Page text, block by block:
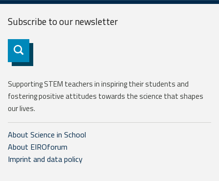
Subscribe to ournewsletter
Subscribe
Supporting STEM teachers in inspiring their students and
fostering positive attitudes towards the science that shapes
our lives.
About Science in School
About EIROforum
Imprint and data policy